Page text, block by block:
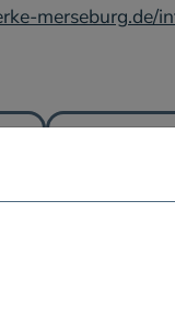
merseburg.de/